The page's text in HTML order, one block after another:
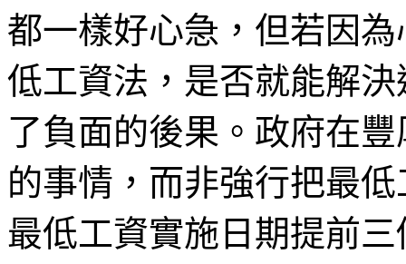
都一樣好心急，但若因
低工資法，是否就能解
了負面的後果。政府在
的事情，而非強行把最
最低工資實施日期提前